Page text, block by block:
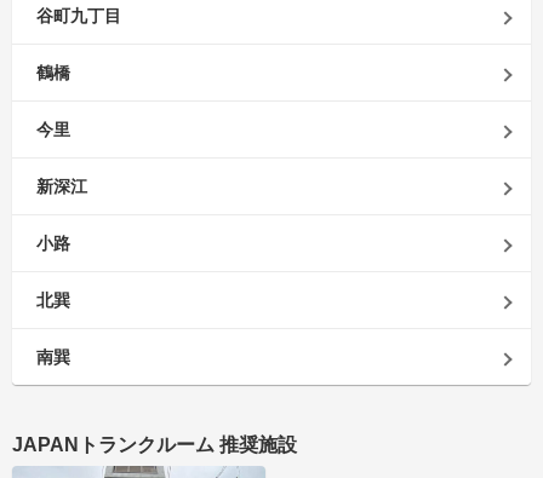
谷町九丁目
鶴橋
今里
新深江
小路
北巽
南巽
JAPANトランクルーム 推奨施設